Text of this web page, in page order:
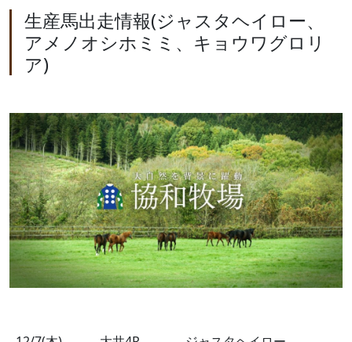
生産馬出走情報(ジャスタヘイロー、
アメノオシホミミ、キョウワグロリ
ア)